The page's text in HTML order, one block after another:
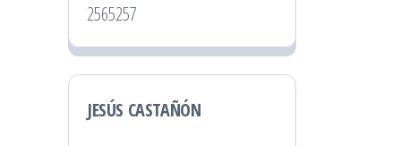
2565257
JESÚS CASTAÑÓN